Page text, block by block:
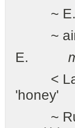
~ E.
~
E.
<
'honey'
~